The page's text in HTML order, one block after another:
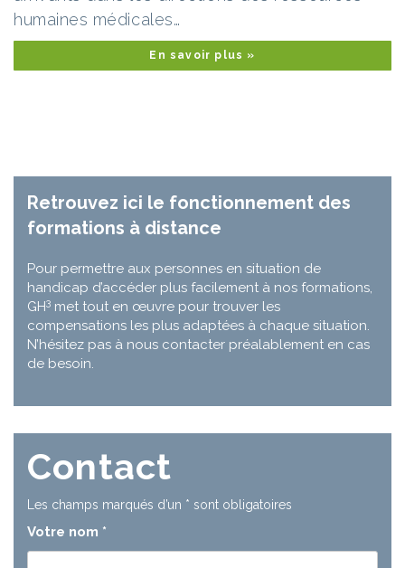
humaines médicales…
En savoir plus »
Retrouvez ici le fonctionnement des
formations à distance
Pour permettre aux personnes en situation de
handicap d’accéder plus facilement à nos formations,
GH3 met tout en œuvre pour trouver les
compensations les plus adaptées à chaque situation.
N’hésitez pas à nous contacter préalablement en cas
de besoin.
Contact
Les champs marqués d’un * sont obligatoires
Votre nom *